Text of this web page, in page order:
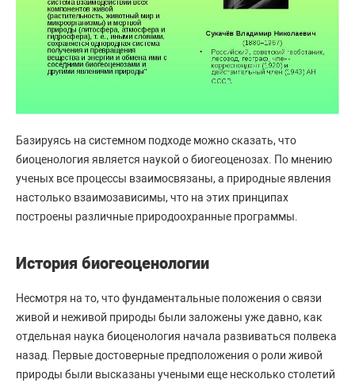
Базируясь на системном подходе можно сказать, что
биоценология является наукой о биогеоценозах. По мнению
ученых все процессы взаимосвязаны, а природные явления
настолько взаимозависимы, что на этих принципах
построены различные природоохранные программы.
История биогеоценологии
Несмотря на то, что фундаментальные положения о связи
живой и неживой природы были заложены уже давно, как
отдельная наука биоценология начала развиваться полвека
назад. Первые достоверные предположения о роли живой
природы были высказаны учеными еще несколько столетий